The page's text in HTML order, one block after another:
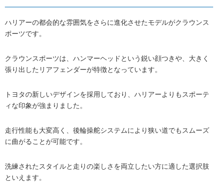
ハリアーの都会的な雰囲気をさらに進化させたモデルがクラウンス
ポーツです。
クラウンスポーツは、ハンマーヘッドという鋭い顔つきや、大きく
張り出したリアフェンダーが特徴となっています。
トヨタの新しいデザインを採用しており、ハリアーよりもスポーテ
ィな印象が強まりました。
走行性能も大変高く、後輪操舵システムにより狭い道でもスムーズ
に曲がることが可能です。
洗練されたスタイルと走りの楽しさを両立したい方に適した選択肢
といえます。